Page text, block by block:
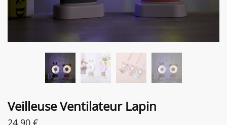
Veilleuse Ventilateur Lapin
24,90 €